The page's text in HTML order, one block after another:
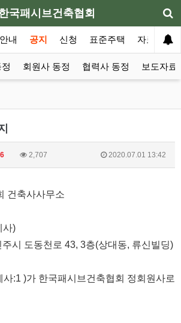
국패시브건축협회
내 공지 신청 표준주택 자료실
회원사 동정 협력사 동정 보도자료
6 2,707 2020.07.01 13:42
건축사사무소
사)
시 도동천로 43, 3층(상대동, 류신빌딩)
사:1 )가 한국패시브건축협회 정회원사로